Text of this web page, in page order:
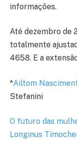
informações.
Até dezembro de
totalmente
4658. E a
*Ailtom
Stefanini
O futuro das
Longinus